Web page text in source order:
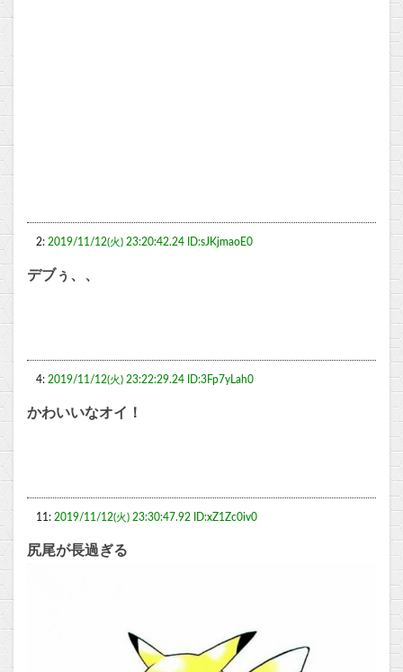
2: 2019/11/12(火) 23:20:42.24 ID:sJKjmaoE0
デブぅ、、
4: 2019/11/12(火) 23:22:29.24 ID:3Fp7yLah0
かわいいなオイ！
11: 2019/11/12(火) 23:30:47.92 ID:xZ1Zc0iv0
尻尾が長過ぎる